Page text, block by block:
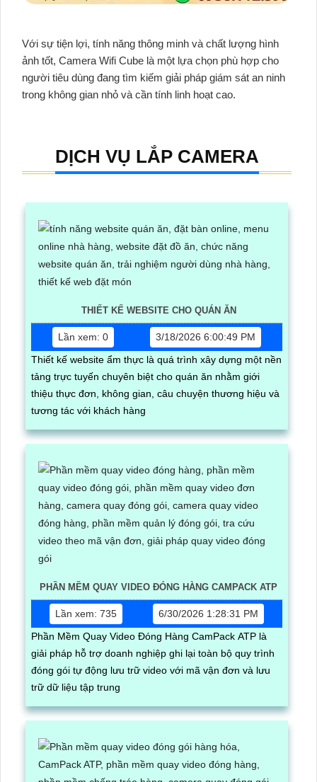
Với sự tiện lợi, tính năng thông minh và chất lượng hình
ảnh tốt, Camera Wifi Cube là một lựa chọn phù hợp cho
người tiêu dùng đang tìm kiếm giải pháp giám sát an ninh
trong không gian nhỏ và cần tính linh hoạt cao.
DỊCH VỤ LẮP CAMERA
THIẾT KẾ WEBSITE CHO QUÁN ĂN
Lần xem: 0
3/18/2026 6:00:49 PM
Thiết kế website ẩm thực là quá trình xây dựng một nền
tảng trực tuyến chuyên biệt cho quán ăn nhằm giới
thiệu thực đơn, không gian, câu chuyện thương hiệu và
tương tác với khách hàng
PHẦN MỀM QUAY VIDEO ĐÓNG HÀNG CAMPACK ATP
Lần xem: 735
6/30/2026 1:28:31 PM
Phần Mềm Quay Video Đóng Hàng CamPack ATP là
giải pháp hỗ trợ doanh nghiệp ghi lại toàn bộ quy trình
đóng gói tự động lưu trữ video với mã vận đơn và lưu
trữ dữ liệu tập trung